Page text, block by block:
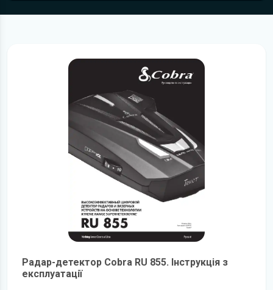
Радар-детектор Cobra RU 855. Інструкція з
експлуатації